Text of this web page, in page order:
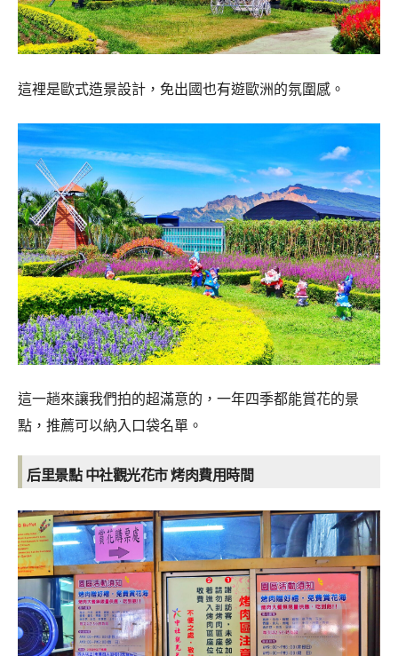
這裡是歐式造景設計，免出國也有遊歐洲的氛圍感。
這一趟來讓我們拍的超滿意的，一年四季都能賞花的景
點，推薦可以納入口袋名單。
后里景點 中社觀光花市 烤肉費用 時間